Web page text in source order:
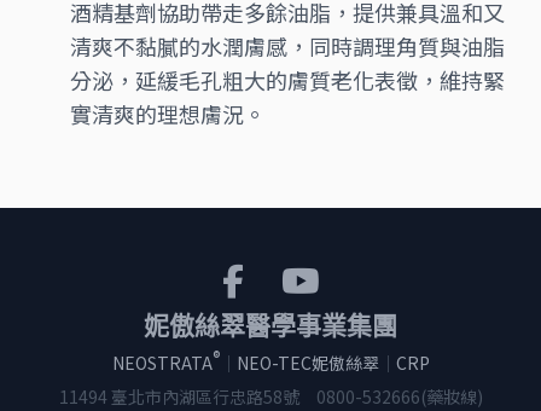
酒精基劑協助帶走多餘油脂，提供兼具溫和又
清爽不黏膩的水潤膚感，同時調理角質與油脂
分泌，延緩毛孔粗大的膚質老化表徵，維持緊
實清爽的理想膚況。
妮傲絲翠醫學事業集團
NEOSTRATA®｜ NEO-TEC妮傲絲翠｜ CRP
11494 臺北市內湖區行忠路58號
0800-532666(藥妝線)